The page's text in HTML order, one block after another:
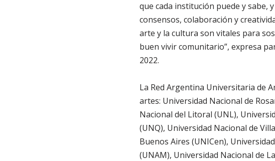
que cada institución puede y sabe,
consensos, colaboración y
arte y la cultura son vitales para
buen vivir comunitario”, expresa
2022.
La Red Argentina Universitaria de
artes: Universidad Nacional de
Nacional del Litoral (UNL),
(UNQ), Universidad Nacional de
Buenos Aires (UNICen),
(UNAM), Universidad Nacional de